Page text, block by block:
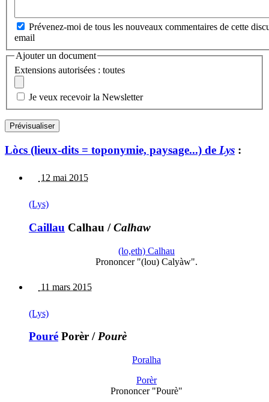
Prévenez-moi de tous les nouveaux commentaires de cette
email
Ajouter un document
Extensions autorisées : toutes
Je veux recevoir la Newsletter
Lòcs (lieux-dits = toponymie, paysage...) de Lys :
12 mai 2015
(Lys)
Caillau Calhau /Calhaw
(lo,eth) Calhau
Prononcer "(lou) Calyàw".
11 mars 2015
(Lys)
Pouré Porèr /Pourè
Poralha
Porèr
Prononcer "Pourè"